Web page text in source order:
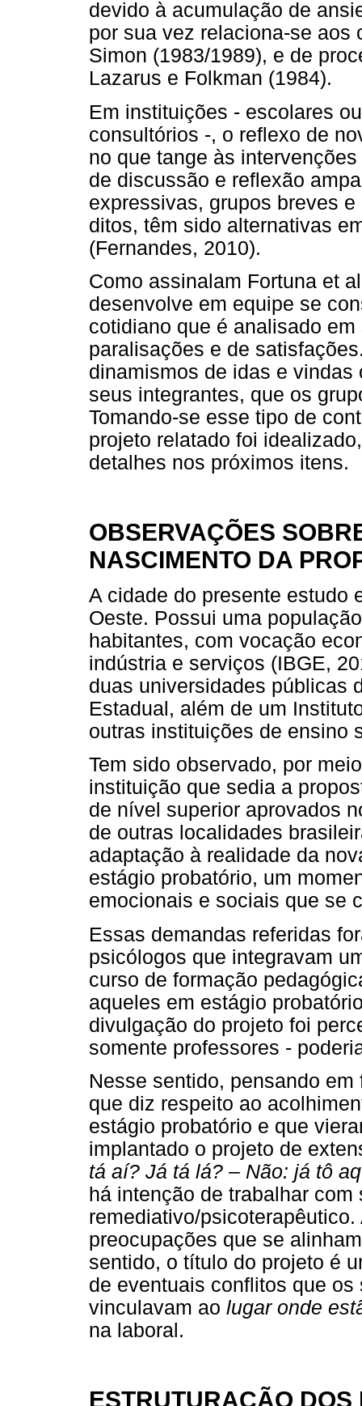
devido à acumulação de
por sua vez relaciona-se aos
Simon (1983/1989), e de
Lazarus e Folkman (1984).
Em instituições - escolares
consultórios -, o reflexo de
no que tange às
de discussão e reflexão
expressivas, grupos breves
ditos, têm sido alternativas
(Fernandes, 2010).
Como assinalam Fortuna et
desenvolve em equipe se
cotidiano que é analisado
paralisações e de
dinamismos de idas e
seus integrantes, que os
Tomando-se esse tipo de
projeto relatado foi
detalhes nos próximos itens.
OBSERVAÇÕES
NASCIMENTO DA
A cidade do presente estudo
Oeste. Possui uma
habitantes, com vocação
indústria e serviços (IBGE,
duas universidades públicas
Estadual, além de um
outras instituições de ensino
Tem sido observado, por
instituição que sedia a
de nível superior aprovados
de outras localidades
adaptação à realidade da
estágio probatório, um
emocionais e sociais que se
Essas demandas referidas
psicólogos que integravam
curso de formação
aqueles em estágio
divulgação do projeto foi
somente professores -
Nesse sentido, pensando
que diz respeito ao
estágio probatório e que
implantado o projeto de
tá aí? Já tá lá? – Não: já tô
há intenção de trabalhar
remediativo/
preocupações que se
sentido, o título do projeto é
de eventuais conflitos que
vinculavam ao lugar onde
na laboral.
ESTRUTURAÇÃO DOS